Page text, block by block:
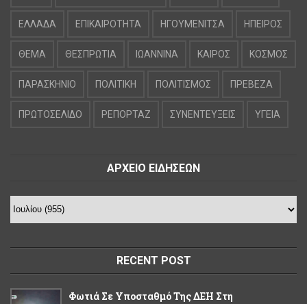
ΕΛΛΑΔΑ ΕΠΙΚΑΙΡΟΤΗΤΑ ΗΓΟΥΜΕΝΙΤΣΑ ΗΠΕΙΡΟΣ
ΘΕΜΑ ΘΕΣΠΡΩΤΙΑ ΙΩΑΝΝΙΝΑ ΚΑΙΡΟΣ ΚΟΣΜΟΣ
ΠΑΡΑΣΚΗΝΙΟ ΠΟΛΙΤΙΚΗ ΠΟΛΙΤΙΣΜΟΣ ΠΡΕΒΕΖΑ
ΠΡΩΤΟΣΕΛΙΔΟ ΡΕΠΟΡΤΑΖ ΣΥΝΕΝΤΕΥΞΕΙΣ ΥΓΕΙΑ
ΑΡΧΕΙΟ ΕΙΔΗΣΕΩΝ
RECENT POST
Φωτιά Σε Υποσταθμό Της ΔΕΗ Στη